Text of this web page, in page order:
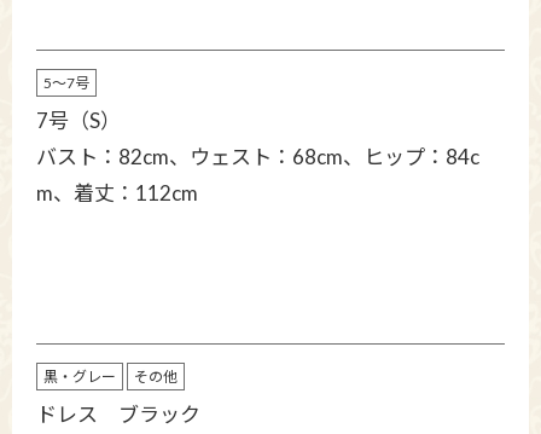
5～7号
7号（S）
バスト：82cm、ウェスト：68cm、ヒップ：84c
m、着丈：112cm
黒・グレー その他
ドレス ブラック